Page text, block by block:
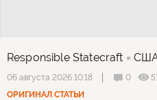
Responsible Statecraft
06 августа 2026 10:18 0
ОРИГИНАЛ СТАТЬИ